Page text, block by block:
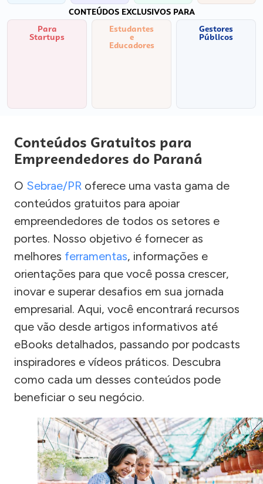
CONTEÚDOS EXCLUSIVOS PARA
Para
Startups
Estudantes
e
Educadores
Gestores
Públicos
Conteúdos Gratuitos para
Empreendedores do Paraná
O Sebrae/PR oferece uma vasta gama de
conteúdos gratuitos para apoiar
empreendedores de todos os setores e
portes. Nosso objetivo é fornecer as
melhores ferramentas, informações e
orientações para que você possa crescer,
inovar e superar desafios em sua jornada
empresarial. Aqui, você encontrará recursos
que vão desde artigos informativos até
eBooks detalhados, passando por podcasts
inspiradores e vídeos práticos. Descubra
como cada um desses conteúdos pode
beneficiar o seu negócio.